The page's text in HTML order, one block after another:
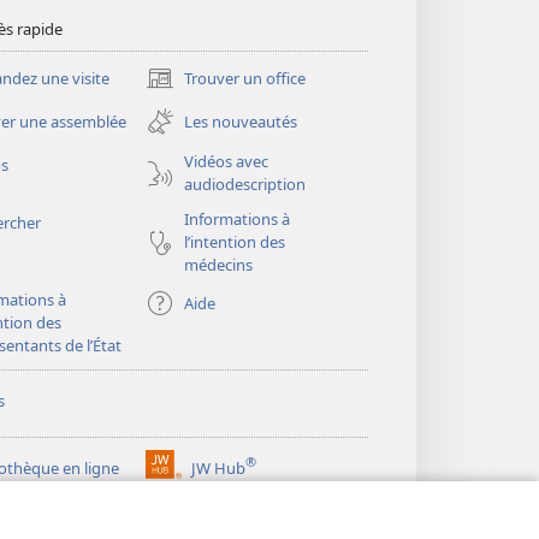
rapide
une visite Trouver un office
(ouvre
une
nouvelle
fenêtre)
une assemblée
Les nouveautés
Vidéos avec
audiodescription
Informations à
l’intention des
médecins
à
des
de l’État
Aide
en ligne JW Hub®
(ouvre